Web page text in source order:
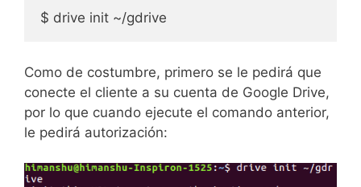
$ drive init ~/gdrive
Como de costumbre, primero se le pedirá que
conecte el cliente a su cuenta de Google Drive,
por lo que cuando ejecute el comando anterior,
le pedirá autorización: